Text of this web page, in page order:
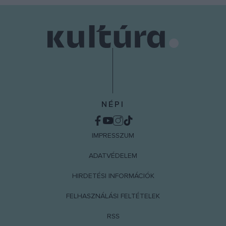
NÉPI
IMPRESSZUM
ADATVÉDELEM
HIRDETÉSI INFORMÁCIÓK
FELHASZNÁLÁSI FELTÉTELEK
RSS